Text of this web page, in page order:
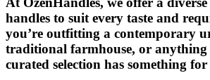
handles to suit every taste and
you’re outfitting a contemporary
traditional farmhouse, or anything
curated selection has something for